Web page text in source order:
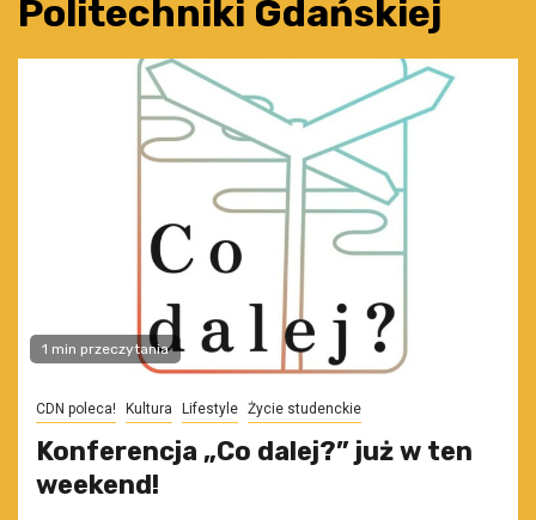
Politechniki Gdańskiej
1 min przeczytania
CDN poleca! Kultura Lifestyle Życie studenckie
Konferencja „Co dalej?” już w ten
weekend!